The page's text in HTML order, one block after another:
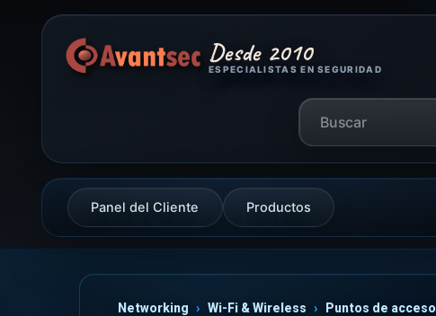
Desde 2010
ESPECIALISTAS EN SEGURIDAD
Panel del Cliente Productos
Networking Wi-Fi & Wireless Puntos de acceso